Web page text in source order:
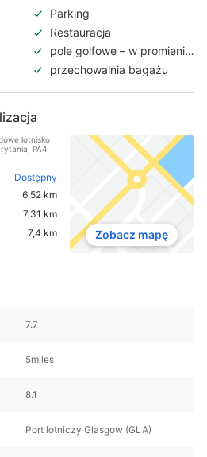
Parking
Restauracja
pole golfowe – w promieniu
3 km
przechowalnia bagażu
lotnisko
PA4
Dostępny
6,52 km
7,31 km
7,4 km
Zobacz mapę
7.7
5miles
8.1
Port lotniczy Glasgow (GLA)